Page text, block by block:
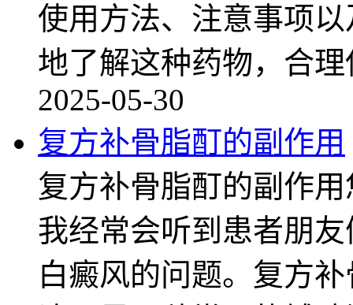
使用方法、注意事项
地了解这种药物，合
2025-05-30
复方补骨脂酊的副作用
复方补骨脂酊的副作
我经常会听到患者朋
白癜风的问题。复方